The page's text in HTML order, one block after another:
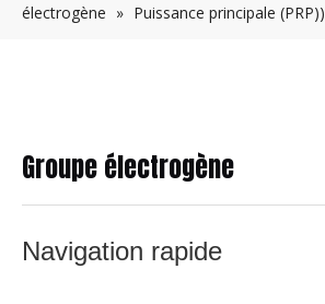
électrogène » Puissance principale (PRP))
Groupe électrogène
Navigation rapide